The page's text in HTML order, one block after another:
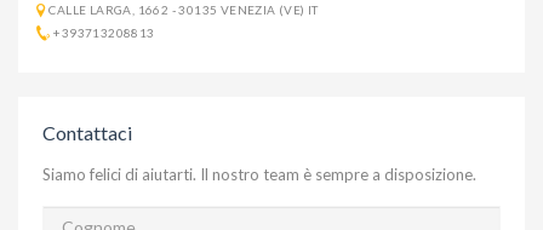
CALLE LARGA, 1662 - 30135 VENEZIA (VE) IT
+393713208813
Contattaci
Siamo felici di aiutarti. Il nostro team è sempre a disposizione.